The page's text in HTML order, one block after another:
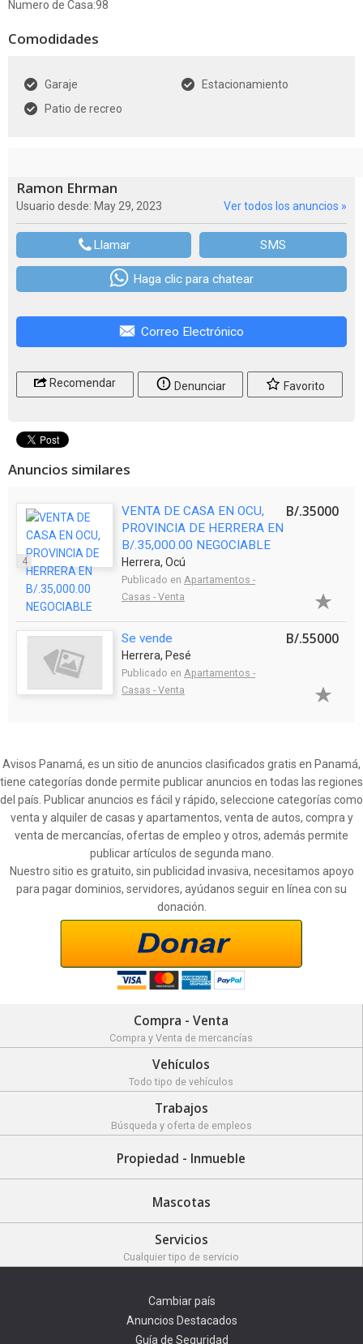
Numero de Casa:98
Comodidades
Garaje
Estacionamiento
Patio de recreo
Ramon Ehrman
Usuario desde: May 29, 2023 Ver todos los anuncios »
Llamar SMS
Haga clic para chatear
Correo Electrónico
Recomendar Denunciar Favorito
Anuncios similares
4
VENTA DE CASA EN OCU,
PROVINCIA DE HERRERA EN
B/.35,000.00 NEGOCIABLE
Herrera, Ocú
Publicado en Apartamentos -
Casas - Venta
B/.35000
Se vende
Herrera, Pesé
Publicado en Apartamentos -
Casas - Venta
B/.55000
Avisos Panamá, es un sitio de anuncios clasificados gratis en Panamá,
tiene categorías donde permite publicar anuncios en todas las regiones
del país. Publicar anuncios es fácil y rápido, seleccione categorías como
venta y alquiler de casas y apartamentos, venta de autos, compra y
venta de mercancías, ofertas de empleo y otros, además permite
publicar artículos de segunda mano.
Nuestro sitio es gratuito, sin publicidad invasiva, necesitamos apoyo
para pagar dominios, servidores, ayúdanos seguir en línea con su
donación.
Compra - Venta
Compra y Venta de mercancías
Vehículos
Todo tipo de vehículos
Trabajos
Búsqueda y oferta de empleos
Propiedad - Inmueble
Mascotas
Servicios
Cualquier tipo de servicio
Cambiar país
Anuncios Destacados
Guía de Seguridad